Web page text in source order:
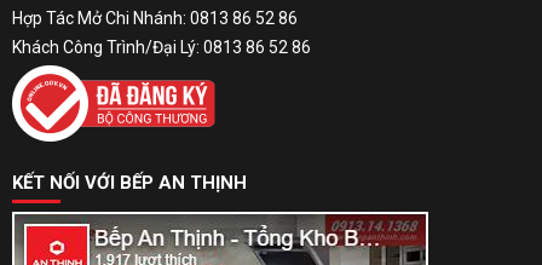
Hợp Tác Mở Chi Nhánh: 0813 86 52 86
Khách Công Trình/Đại Lý: 0813 86 52 86
KẾT NỐI VỚI BẾP AN THỊNH